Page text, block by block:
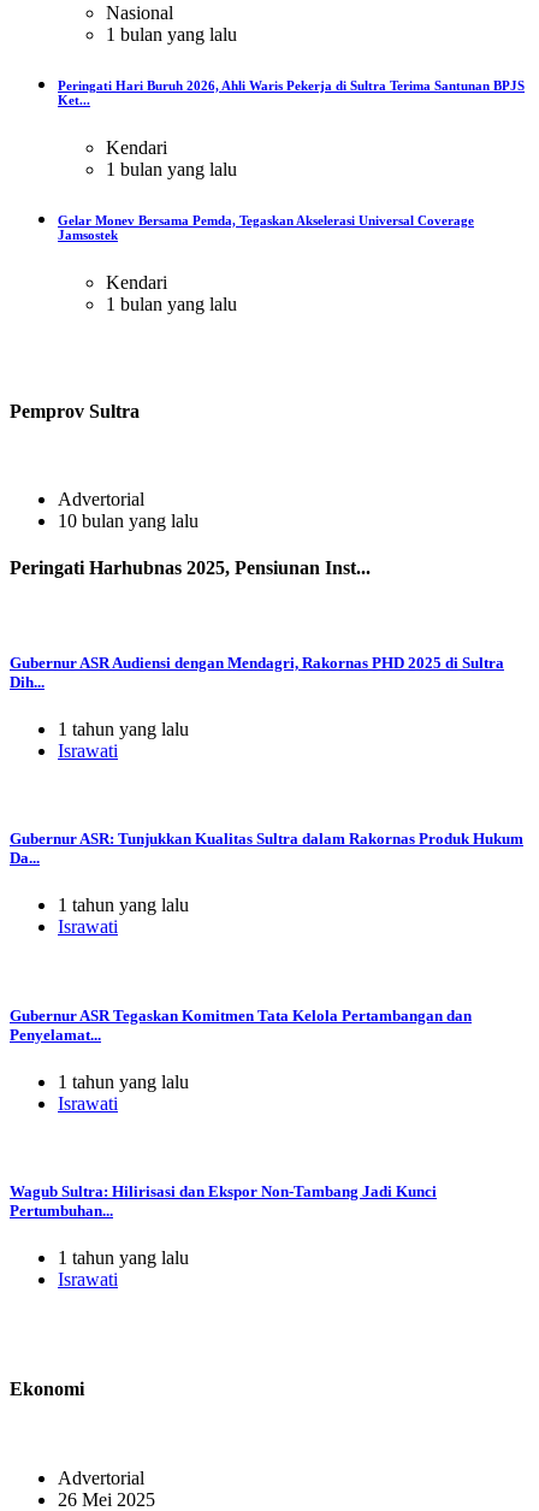
Nasional
1 bulan yang lalu
Peringati Hari Buruh 2026, Ahli Waris Pekerja di Sultra Terima Santunan BPJS
Ket...
Kendari
1 bulan yang lalu
Gelar Monev Bersama Pemda, Tegaskan Akselerasi Universal Coverage
Jamsostek
Kendari
1 bulan yang lalu
Pemprov Sultra
Advertorial
10 bulan yang lalu
Peringati Harhubnas 2025, Pensiunan Inst...
Gubernur ASR Audiensi dengan Mendagri, Rakornas PHD 2025 di Sultra
Dih...
1 tahun yang lalu
Israwati
Gubernur ASR: Tunjukkan Kualitas Sultra dalam Rakornas Produk Hukum
Da...
1 tahun yang lalu
Israwati
Gubernur ASR Tegaskan Komitmen Tata Kelola Pertambangan dan
Penyelamat...
1 tahun yang lalu
Israwati
Wagub Sultra: Hilirisasi dan Ekspor Non-Tambang Jadi Kunci
Pertumbuhan...
1 tahun yang lalu
Israwati
Ekonomi
Advertorial
26 Mei 2025